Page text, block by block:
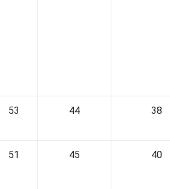
53 44 38
51 45 40